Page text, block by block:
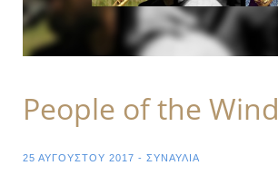
​People of the Wind
25 ΑΥΓΟΎΣΤΟΥ 2017 - ΣΥΝΑΥΛΊΑ